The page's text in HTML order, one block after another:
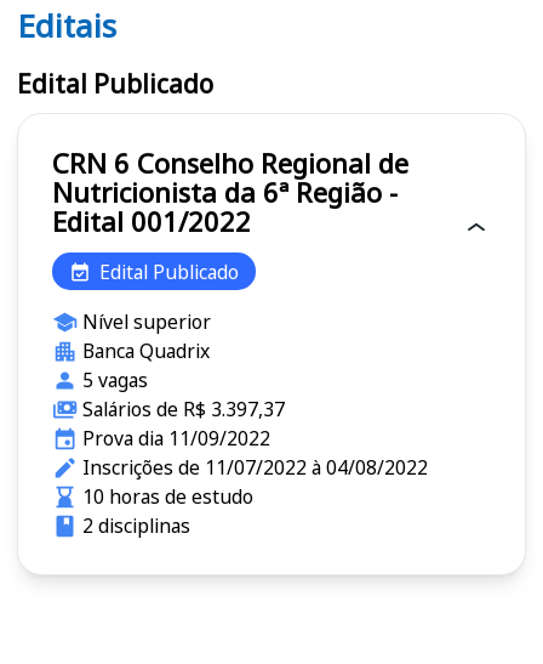
Editais CRN 6
Editais
Edital Publicado
CRN 6 Conselho Regional de
Nutricionista da 6ª Região -
Edital 001/2022
Edital Publicado
Nível superior
Banca Quadrix
5 vagas
Salários de R$ 3.397,37
Prova dia 11/09/2022
Inscrições de 11/07/2022 à 04/08/2022
10 horas de estudo
2 disciplinas